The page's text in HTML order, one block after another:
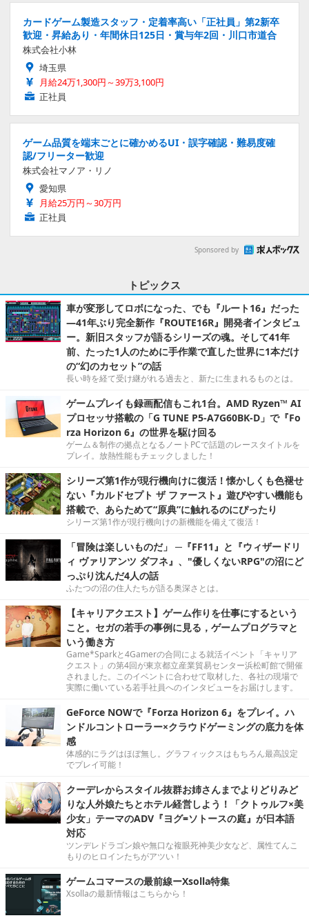
カードゲーム製造スタッフ・定着率高い「正社員」第2新卒
歓迎・昇給あり・年間休日125日・賞与年2回・川口市道合
株式会社小林
埼玉県
月給24万1,300円～39万3,100円
正社員
ゲーム品質を端末ごとに確かめるUI・誤字確認・難易度確
認/フリーター歓迎
株式会社マノア・リノ
愛知県
月給25万円～30万円
正社員
Sponsored by
トピックス
車が変形してロボになった、でも『ルート16』だった
―41年ぶり完全新作『ROUTE16R』開発者インタビュ
ー。新旧スタッフが語るシリーズの魂。そして41年
前、たった1人のために手作業で直した世界に1本だけ
の“幻のカセット”の話
長い時を経て受け継がれる過去と、新たに生まれるものとは。
ゲームプレイも録画配信もこれ1台。AMD Ryzen™ AI
プロセッサ搭載の「G TUNE P5-A7G60BK-D」で『Fo
rza Horizon 6』の世界を駆け回る
ゲーム＆制作の拠点となるノートPCで話題のレースタイトルを
プレイ。放熱性能もチェックしました！
シリーズ第1作が現行機向けに復活！懐かしくも色褪せ
ない『カルドセプト ザ ファースト』遊びやすい機能も
搭載で、あらためて“原典”に触れるのにぴったり
シリーズ第1作が現行機向けの新機能を備えて復活！
「冒険は楽しいものだ」 ─『FF11』と『ウィザードリ
ィ ヴァリアンツ ダフネ』、"優しくないRPG"の沼にど
っぷり沈んだ4人の話
ふたつの沼の住人たちが語る奥深さとは。
【キャリアクエスト】ゲーム作りを仕事にするという
こと。セガの若手の事例に見る，ゲームプログラマと
いう働き方
Game*Sparkと4Gamerの合同による就活イベント「キャリア
クエスト」の第4回が東京都立産業貿易センター浜松町館で開催
されました。このイベントに合わせて取材した、各社の現場で
実際に働いている若手社員へのインタビューをお届けします。
GeForce NOWで『Forza Horizon 6』をプレイ。ハ
ンドルコントローラー×クラウドゲーミングの底力を体
感
体感的にラグはほぼ無し。グラフィックスはもちろん最高設定
でプレイ可能！
クーデレからスタイル抜群お姉さんまでよりどりみど
りな人外娘たちとホテル経営しよう！「クトゥルフ×美
少女」テーマのADV『ヨグ=ソトースの庭』が日本語
対応
ツンデレドラゴン娘や無口な複眼死神美少女など、属性てんこ
もりのヒロインたちがアツい！
ゲームコマースの最前線ーXsolla特集
Xsollaの最新情報はこちらから！